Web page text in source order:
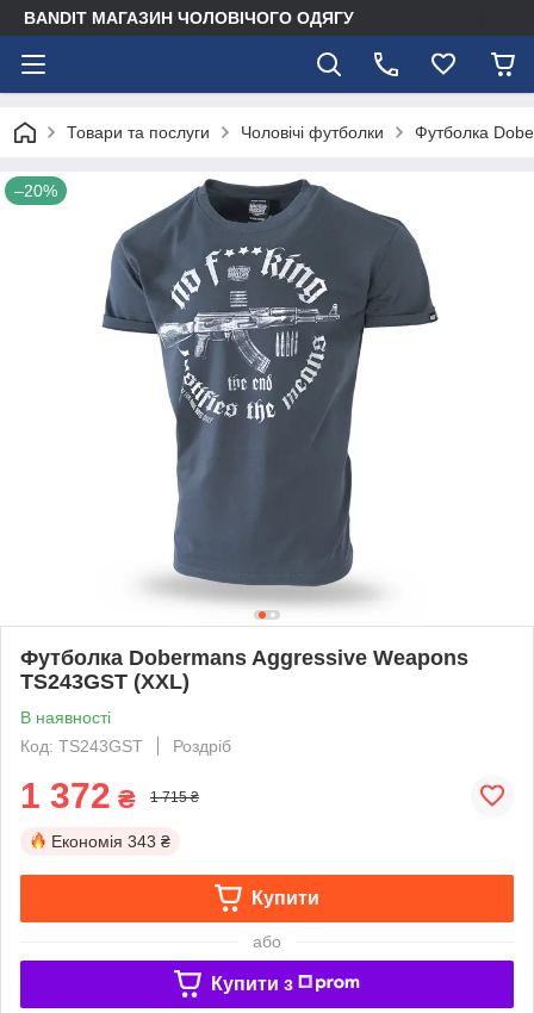
BANDIT МАГАЗИН ЧОЛОВІЧОГО ОДЯГУ
Товари та послуги Чоловічі футболки Футболка
–20%
Футболка Dobermans Aggressive Weapons
TS243GST (XXL)
В наявності
Код: TS243GST
Роздріб
1 372 ₴ 1 715 ₴
Економія 343 ₴
Купити
або
Купити з